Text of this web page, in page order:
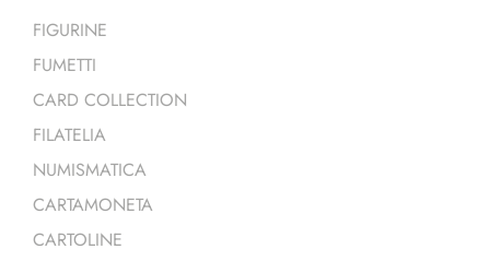
FIGURINE
FUMETTI
CARD COLLECTION
FILATELIA
NUMISMATICA
CARTAMONETA
CARTOLINE